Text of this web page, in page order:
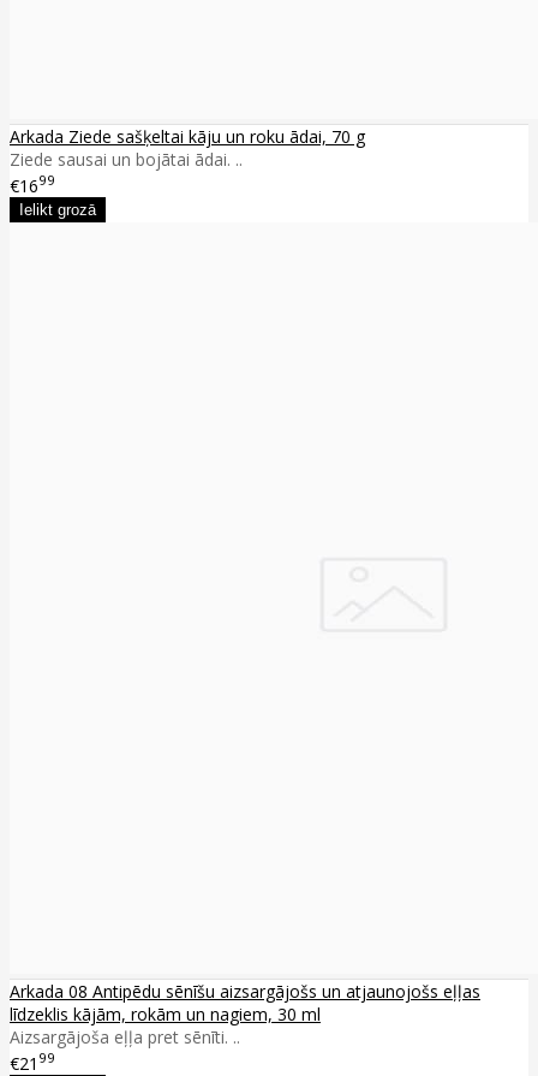
Arkada Ziede sašķeltai kāju un roku ādai, 70 g
Ziede sausai un bojātai ādai. ..
€1699
Arkada 08 Antipēdu sēnīšu aizsargājošs un atjaunojošs eļļas
līdzeklis kājām, rokām un nagiem, 30 ml
Aizsargājoša eļļa pret sēnīti. ..
€21 99